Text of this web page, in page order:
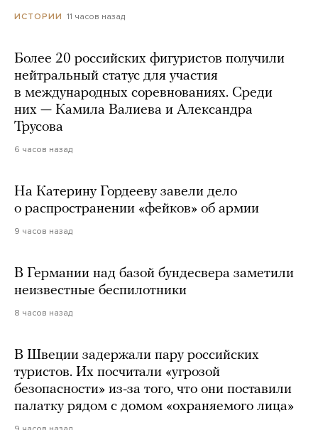
ИСТОРИИ 11 часов назад
Более 20 российских фигуристов получили
нейтральный статус для участия
в международных соревнованиях. Среди
них — Камила Валиева и Александра
Трусова
6 часов назад
На Катерину Гордееву завели дело
о распространении «фейков» об армии
9 часов назад
В Германии над базой бундесвера заметили
неизвестные беспилотники
8 часов назад
В Швеции задержали пару российских
туристов. Их посчитали «угрозой
безопасности» из-за того, что они поставили
палатку рядом с домом «охраняемого лица»